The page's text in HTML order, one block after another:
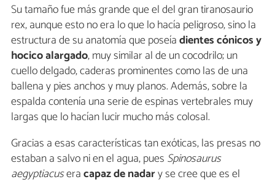
Su tamaño fue más grande que el del gran tiranosaurio
rex, aunque esto no era lo que lo hacía peligroso, sino la
estructura de su anatomía que poseíadientes cónicos y
hocico alargado, muy similar al de un cocodrilo; un
cuello delgado, caderas prominentes como las de una
ballena y pies anchos y muy planos. Además, sobre la
espalda contenía una serie de espinas vertebrales muy
largas que lo hacían lucir mucho más colosal.
Gracias a esas características tan exóticas, las presas no
estaban a salvo ni en el agua, pues Spinosaurus
aegyptiacuseracapaz de nadary se cree que es el